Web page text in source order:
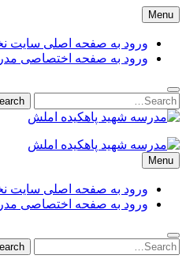
Skip
to
content
Menu
ورود به صفحه اصلی سایت
ورود به صفحه اختصاصی
Search
for:
Search
مدرسه شهید پاهکیده املش
پسرانه + دخترانه + پیش دبستانی
پشت + بانک کشاورزی + شماره +
دریافت + کارنامه + کد ملی +
مدارس + دانش آموزان + لیست +
madrese-shahid-pahkideh-amlash
Menu
ورود به صفحه اصلی سایت
ورود به صفحه اختصاصی
Search
for:
Search